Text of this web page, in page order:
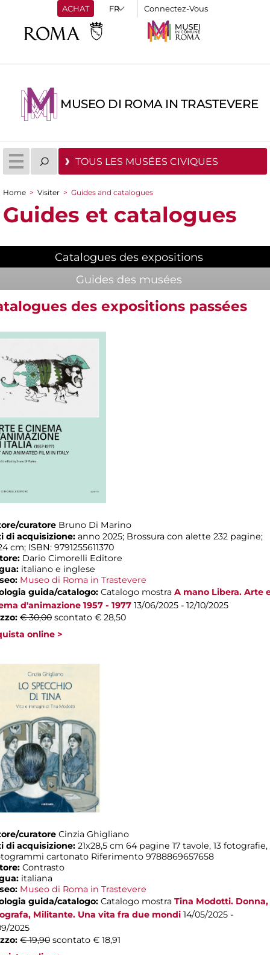
ACHAT Connectez-Vous
MUSEO DI ROMA IN TRASTEVERE
TOUS LES MUSÉES CIVIQUES
You are here
Home > Visiter > Guides and catalogues
Guides et catalogues
Catalogues des expositions(active tab)
Guides des musées
des expositions passées
curatore Bruno Di Marino
di acquisizione: anno 2025; Brossura con alette 232 pagine;
cm; ISBN: 9791255611370
Dario Cimorelli Editore
italiano e inglese
Museo di Roma in Trastevere
guida/catalogo: Catalogo mostra A mano Libera. Arte
d'animazione 1957 - 1977 13/06/2025 - 12/10/2025
€ 30,00 scontato € 28,50
online >
curatore Cinzia Ghigliano
di acquisizione: 21x28,5 cm 64 pagine 17 tavole, 13 fotografie,
cartonato Riferimento 9788869657658
Contrasto
italiana
Museo di Roma in Trastevere
guida/catalogo: Catalogo mostra Tina Modotti. Donna,
Militante. Una vita fra due mondi 14/05/2025 -
2025
€ 19,90 scontato € 18,91